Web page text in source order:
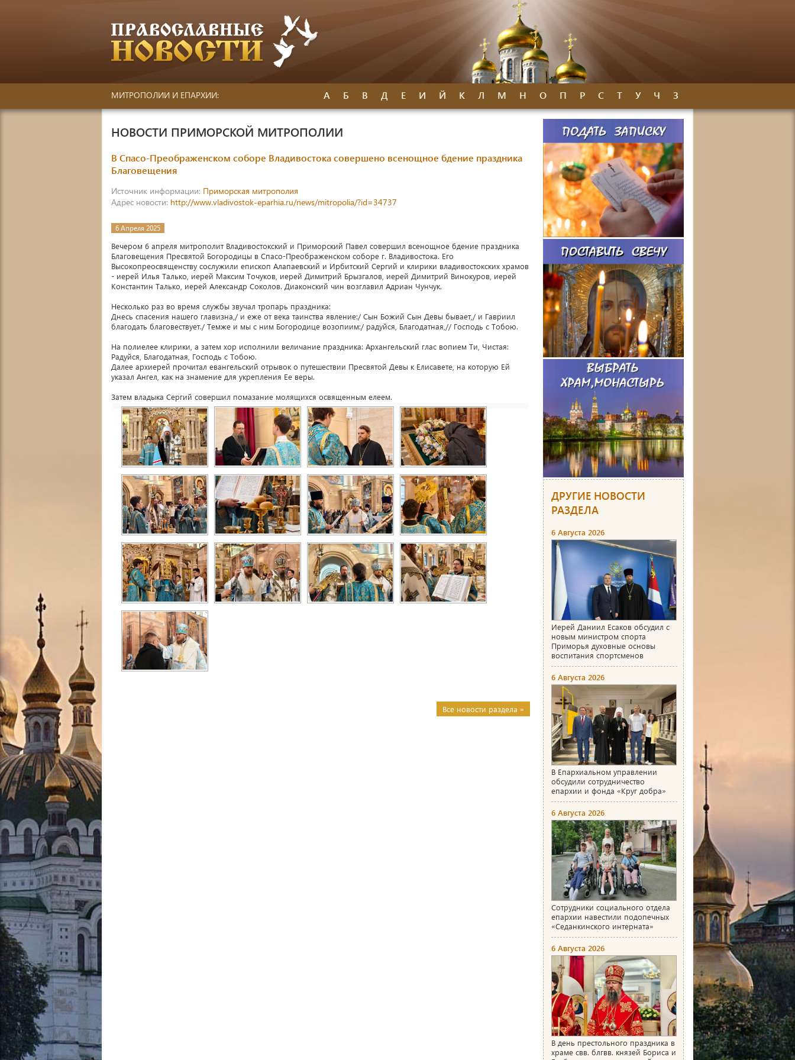
МИТРОПОЛИИ И ЕПАРХИИ: А Б В Д Е И Й К Л М Н О П Р С Т У Ч З
НОВОСТИ ПРИМОРСКОЙ МИТРОПОЛИИ
В Спасо-Преображенском соборе Владивостока совершено всенощное бдение праздника
Благовещения
Источник информации: Приморская митрополия
Адрес новости: http://www.vladivostok-eparhia.ru/news/mitropolia/?id=34737
6 Апреля 2025
Вечером 6 апреля митрополит Владивостокский и Приморский Павел совершил всенощное бдение праздника
Благовещения Пресвятой Богородицы в Спасо-Преображенском соборе г. Владивостока. Его
Высокопреосвященству сослужили епископ Алапаевский и Ирбитский Сергий и клирики владивостокских храмов
- иерей Илья Талько, иерей Максим Точуков, иерей Димитрий Брызгалов, иерей Димитрий Винокуров, иерей
Константин Талько, иерей Александр Соколов. Диаконский чин возглавил Адриан Чунчук.
Несколько раз во время службы звучал тропарь праздника:
Днесь спасения нашего главизна,/ и еже от века таинства явление:/ Сын Божий Сын Девы бывает,/ и Гавриил
благодать благовествует./ Темже и мы с ним Богородице возопиим:/ радуйся, Благодатная,// Господь с Тобою.
На полиелее клирики, а затем хор исполнили величание праздника: Архангельский глас вопием Ти, Чистая:
Радуйся, Благодатная, Господь с Тобою.
Далее архиерей прочитал евангельский отрывок о путешествии Пресвятой Девы к Елисавете, на которую Ей
указал Ангел, как на знамение для укрепления Ее веры.
Затем владыка Сергий совершил помазание молящихся освященным елеем.
Все новости раздела »
ДРУГИЕ НОВОСТИ
РАЗДЕЛА
6 Августа 2026
Иерей Даниил Есаков обсудил с
новым министром спорта
Приморья духовные основы
воспитания спортсменов
6 Августа 2026
В Епархиальном управлении
обсудили сотрудничество
епархии и фонда «Круг добра»
6 Августа 2026
Сотрудники социального отдела
епархии навестили подопечных
«Седанкинского интерната»
6 Августа 2026
В день престольного праздника в
храме свв. блгвв. князей Бориса и